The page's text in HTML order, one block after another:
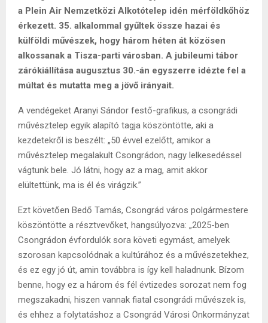
a Plein Air Nemzetközi Alkotótelep idén mérföldkőhöz
érkezett. 35. alkalommal gyűltek össze hazai és
külföldi művészek, hogy három héten át közösen
alkossanak a Tisza-parti városban. A jubileumi tábor
zárókiállítása augusztus 30.-án egyszerre idézte fel a
múltat és mutatta meg a jövő irányait.
A vendégeket Aranyi Sándor festő-grafikus, a csongrádi
művésztelep egyik alapító tagja köszöntötte, aki a
kezdetekről is beszélt: „50 évvel ezelőtt, amikor a
művésztelep megalakult Csongrádon, nagy lelkesedéssel
vágtunk bele. Jó látni, hogy az a mag, amit akkor
elültettünk, ma is él és virágzik.”
Ezt követően Bedő Tamás, Csongrád város polgármestere
köszöntötte a résztvevőket, hangsúlyozva: „2025-ben
Csongrádon évfordulók sora követi egymást, amelyek
szorosan kapcsolódnak a kultúrához és a művészetekhez,
és ez egy jó út, amin továbbra is így kell haladnunk. Bízom
benne, hogy ez a három és fél évtizedes sorozat nem fog
megszakadni, hiszen vannak fiatal csongrádi művészek is,
és ehhez a folytatáshoz a Csongrád Városi Önkormányzat